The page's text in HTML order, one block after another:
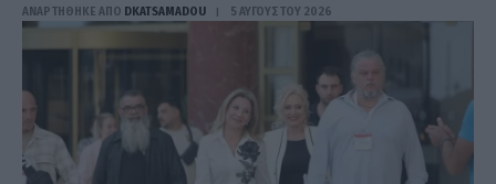
ΑΝΑΡΤΗΘΗΚΕ ΑΠΟ DKATSAMADOU 5 ΑΥΓΟΎΣΤΟΥ 2026